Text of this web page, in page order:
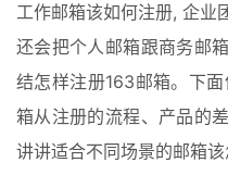
工作邮箱该如何注册, 企业
还会把个人邮箱跟商务邮
结怎样注册163邮箱。下
箱从注册的流程、产品的
讲讲适合不同场景的邮箱该